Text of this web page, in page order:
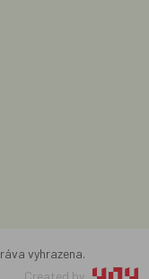
vyhrazena.
Created by